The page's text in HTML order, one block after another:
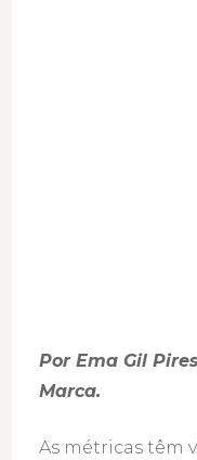
Por Ema Gil
Marca.
As métricas têm